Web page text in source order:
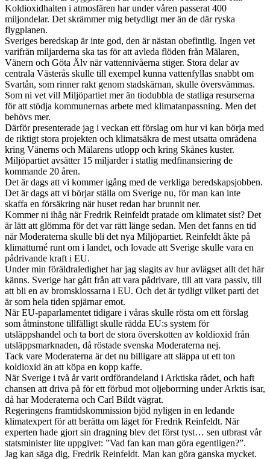
Koldioxidhalten i atmosfären har under våren passerat 400
miljondelar. Det skrämmer mig betydligt mer än de där ryska
flygplanen.
Sveriges beredskap är inte god, den är nästan obefintlig. Ingen vet
varifrån miljarderna ska tas för att avleda flöden från Mälaren,
Vänern och Göta Älv när vattennivåerna stiger. Stora delar av
centrala Västerås skulle till exempel kunna vattenfyllas snabbt om
Svartån, som rinner rakt genom stadskärnan, skulle översvämmas.
Som ni vet vill Miljöpartiet mer än tiodubbla de statliga resurserna
för att stödja kommunernas arbete med klimatanpassning. Men det
behövs mer.
Därför presenterade jag i veckan ett förslag om hur vi kan börja med
de riktigt stora projekten och klimatsäkra de mest utsatta områdena
kring Vänerns och Mälarens utlopp och kring Skånes kuster.
Miljöpartiet avsätter 15 miljarder i statlig medfinansiering de
kommande 20 åren.
Det är dags att vi kommer igång med de verkliga beredskapsjobben.
Det är dags att vi börjar ställa om Sverige nu, för man kan inte
skaffa en försäkring när huset redan har brunnit ner.
Kommer ni ihåg när Fredrik Reinfeldt pratade om klimatet sist? Det
är lätt att glömma för det var rätt länge sedan. Men det fanns en tid
när Moderaterna skulle bli det nya Miljöpartiet. Reinfeldt åkte på
klimatturné runt om i landet, och lovade att Sverige skulle vara en
pådrivande kraft i EU.
Under min föräldraledighet har jag slagits av hur avlägset allt det här
känns. Sverige har gått från att vara pådrivare, till att vara passiv, till
att bli en av bromsklossarna i EU. Och det är tydligt vilket parti det
är som hela tiden spjärnar emot.
När EU-paparlamentet tidigare i våras skulle rösta om ett förslag
som åtminstone tillfälligt skulle rädda EU:s system för
utsläppshandel och ta bort de stora överskotten av koldioxid från
utsläppsmarknaden, då röstade svenska Moderaterna nej.
Tack vare Moderaterna är det nu billigare att släppa ut ett ton
koldioxid än att köpa en kopp kaffe.
När Sverige i två år varit ordförandeland i Arktiska rådet, och haft
chansen att driva på för ett förbud mot oljeborrning under Arktis isar,
då har Moderaterna och Carl Bildt vägrat.
Regeringens framtidskommission bjöd nyligen in en ledande
klimatexpert för att berätta om läget för Fredrik Reinfeldt. När
experten hade gjort sin dragning blev det först tyst… sen utbrast vår
statsminister lite uppgivet: ”Vad fan kan man göra egentligen?”.
Jag kan säga dig, Fredrik Reinfeldt. Man kan göra ganska mycket.